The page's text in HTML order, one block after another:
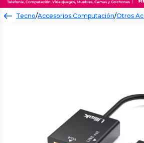
Tecno/Accesorios Computación/Otros